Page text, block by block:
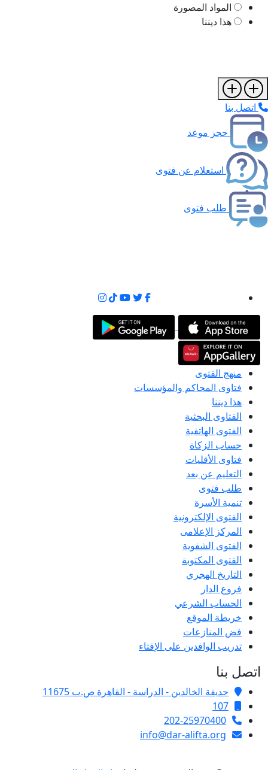
المواد المصورة
هذا ديننا
اتصل بنا
حجز موعد
استعلام عن فتوى
طلب فتوى
منهج الفتوى
فتاوى المحاكم والمؤسسات
هذا ديننا
الفتاوى البحثية
الفتوى الهاتفية
حساب الزكاة
فتاوى الأقليات
التعليم عن بعد
طلب فتوى
تنمية الأسرة
الفتوى الإلكترونية
المركز الإعلامى
الفتوى الشفوية
الفتوى المكتوبة
التاريخ الهجري
فروع الدار
الحساب الشرعي
خريطة الموقع
فض المنازعات
تدريب الوافدين على الإفتاء
اتصل بنا
حديقة الخالدين - الدراسة - القاهرة ص.ب 11675
107
202-25970400
info@dar-alifta.org